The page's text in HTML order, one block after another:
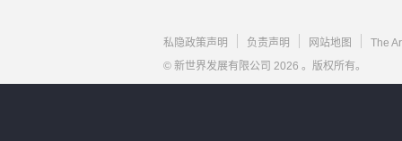
私隐政策声明 负责声明 网站地图
The
© 新世界发展有限公司 2026 。版权所有。